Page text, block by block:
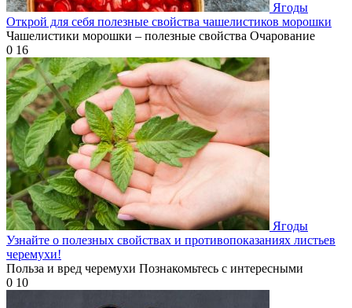
Ягоды
Открой для себя полезные свойства чашелистиков морошки
Чашелистики морошки – полезные свойства Очарование
0 16
Ягоды
Узнайте о полезных свойствах и противопоказаниях листьев
черемухи!
Польза и вред черемухи Познакомьтесь с интересными
0 10